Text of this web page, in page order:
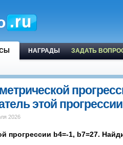
НАГРАДЫ ЗАДАТЬ
этой
2026
прогрессии b4=-1, b7=27.